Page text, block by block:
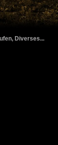
Diverses...